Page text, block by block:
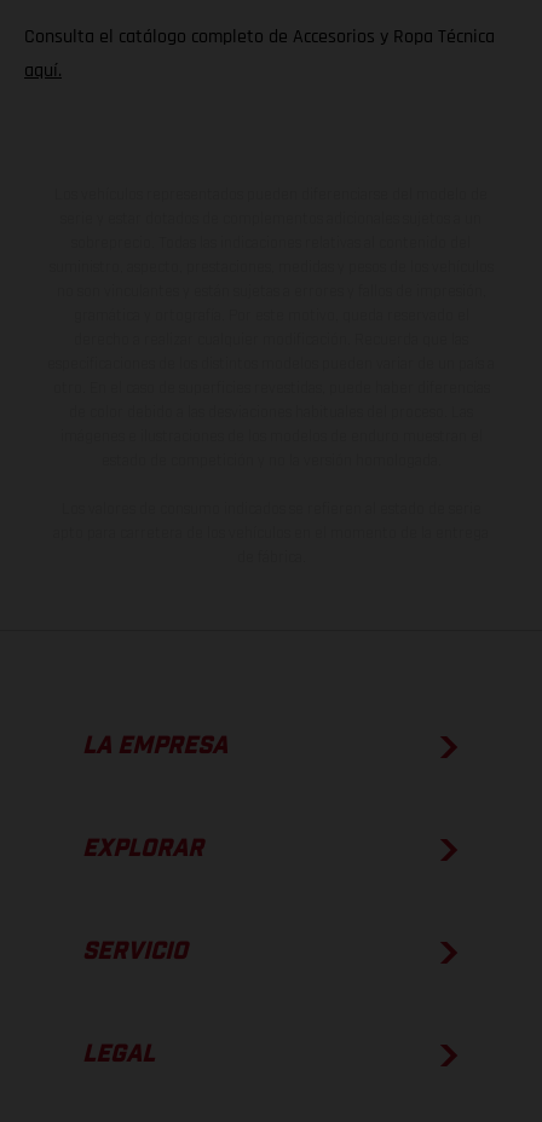
Consulta el catálogo completo de Accesorios y Ropa Técnica
aquí.
LA EMPRESA
EXPLORAR
SERVICIO
LEGAL